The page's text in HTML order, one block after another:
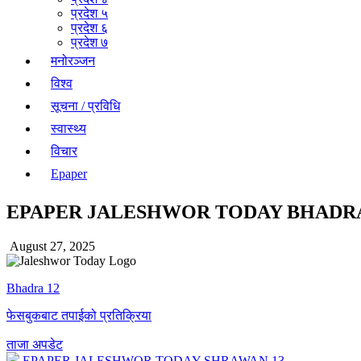
प्रदेश ५
प्रदेश ६
प्रदेश ७
मनोरञ्जन
विश्व
सूचना / प्रविधि
स्वास्थ्य
विचार
Epaper
EPAPER JALESHWOR TODAY
August 27, 2025
Bhadra 12
फेसबुकबाट तपाईको प्रतिक्रिया
ताजा अपडेट